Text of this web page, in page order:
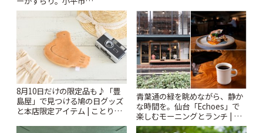
「Kimamaya T&K」 | ことりっ
8月10日だけの限定品も♪「豊
島屋」で見つける鳩の日グッズ
と本店限定アイテム | ことりっ
青葉通の緑を眺めながら、静か
な時間を。仙台「Echoes」で
楽しむモーニングとランチ | こ
とりっぷ